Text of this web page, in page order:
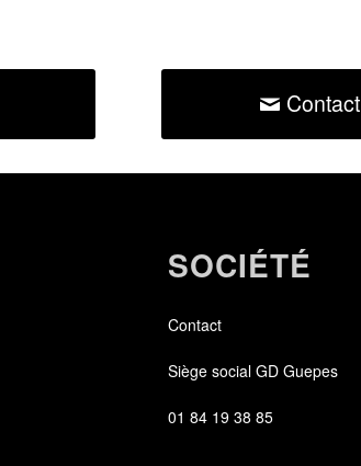
Contact
SOCIÉTÉ
Contact
Siège social GD Guepes
01 84 19 38 85